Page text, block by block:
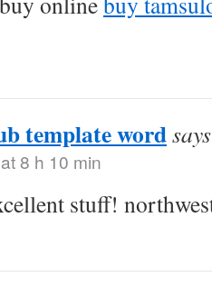
template word
8 h 10 min
stuff!